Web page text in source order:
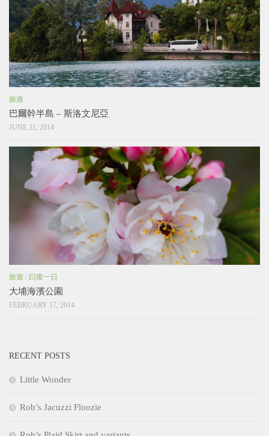
旅遊
巴爾幹半島 – 斯洛文尼亞
JUNE 21, 2014
旅遊 / 曰復一日
大埔海濱公園
FEBRUARY 17, 2014
RECENT POSTS
Little Wonder
Rob’s Jacuzzi Floozie